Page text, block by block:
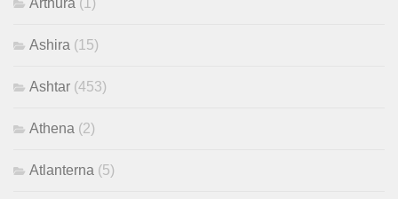
Arthura (1)
Ashira (15)
Ashtar (453)
Athena (2)
Atlanterna (5)